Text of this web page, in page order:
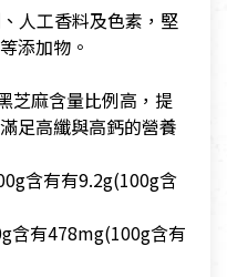
人工香料及色素，堅
添加物。
芝麻含量比例高，提
足高纖與高鈣的營養
含有有9.2g(100g含
含有478mg(100g含有